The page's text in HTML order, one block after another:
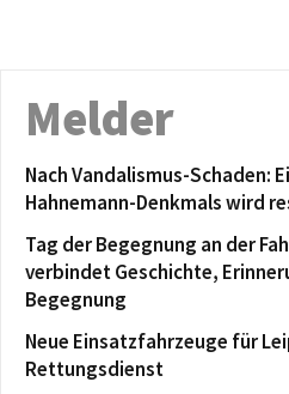
Melder
Nach Vandalismus-Schaden:
Hahnemann-Denkmals wird
Tag der Begegnung an der
verbindet Geschichte,
Begegnung
Neue Einsatzfahrzeuge für
Rettungsdienst